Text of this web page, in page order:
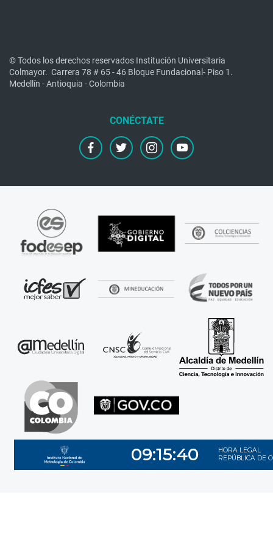
© Todos los derechos reservados Institución Universitaria
Colmayor. Carrera 78 # 65 - 46 Bloque Fundacional- Piso 1.
Medellín - Antioquia - Colombia
facebooktwitter instagramyoutube